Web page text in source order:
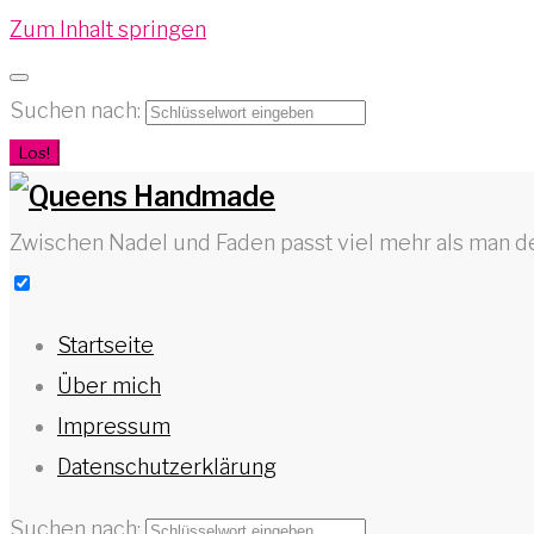
Zum Inhalt springen
Suchen nach:
Los!
Zwischen Nadel und Faden passt viel mehr als man
Startseite
Über mich
Impressum
Datenschutzerklärung
Suchen nach: